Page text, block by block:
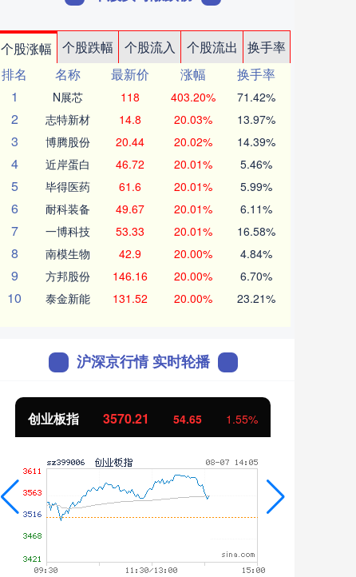
个股涨幅 个股跌幅 个股流入 个股流出
换手率
排名
名称 最新价 涨幅
换手率
1
N展芯 118 403.20% 71.42%
2 志特新材 14.8 20.03% 13.97%
3 博腾股份 20.44 20.02% 14.39%
4 近岸蛋白 46.72 20.01% 5.46%
5 毕得医药 61.6 20.01% 5.99%
6 耐科装备 49.67 20.01% 6.11%
7 一博科技 53.33 20.01% 16.58%
8 南模生物 42.9 20.00% 4.84%
9 方邦股份 146.16 20.00% 6.70%
10 泰金新能 131.52 20.00% 23.21%
沪深京行情 实时轮播
创业板指 3570.21 54.65 1.55%